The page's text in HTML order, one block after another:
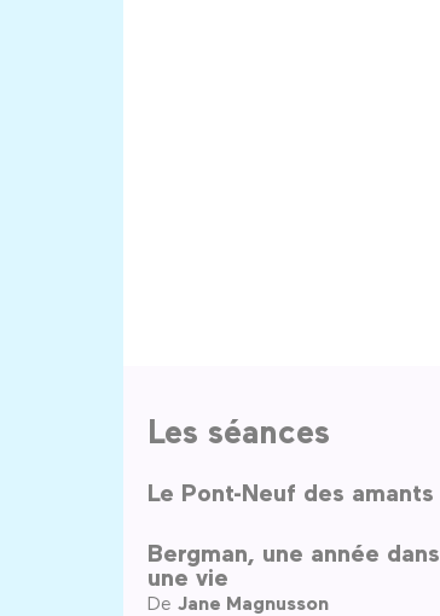
Les séances
Le Pont-Neuf des amants
Bergman, une année dans
une vie
De Jane Magnusson